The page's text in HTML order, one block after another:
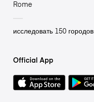
Rome
исследовать 150 городов
Official App